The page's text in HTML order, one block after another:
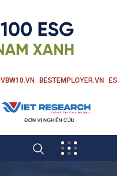
VBW10.VN BESTEMPLOYER.VN